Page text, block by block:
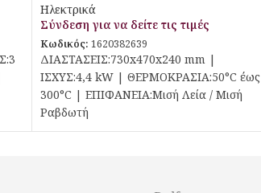
Ηλεκτρικά
Σύνδεση για να δείτε τις τιμές
Κωδικός: 1620382639
ΔΙΑΣΤΑΣΕΙΣ:730x470x240 mm |
ΙΣΧΥΣ:4,4 kW | ΘΕΡΜΟΚΡΑΣΙΑ:50°C έως
300°C | ΕΠΙΦΑΝΕΙΑ:Μισή Λεία / Μισή
Ραβδωτή